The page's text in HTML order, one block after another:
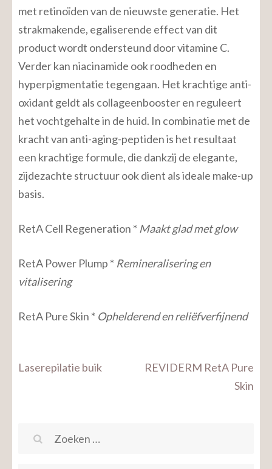
met retinoïden van de nieuwste generatie. Het
strakmakende, egaliserende effect van dit
product wordt ondersteund door vitamine C.
Verder kan niacinamide ook roodheden en
hyperpigmentatie tegengaan. Het krachtige anti-
oxidant geldt als collageenbooster en reguleert
het vochtgehalte in de huid. In combinatie met de
kracht van anti-aging-peptiden is het resultaat
een krachtige formule, die dankzij de elegante,
zijdezachte structuur ook dient als ideale make-up
basis.
RetA Cell Regeneration * Maakt glad met glow
RetA Power Plump * Remineralisering en
vitalisering
RetA Pure Skin * Ophelderend en reliëfverfijnend
Bericht
Laserepilatie buik
REVIDERM RetA Pure
Skin
Zoeken